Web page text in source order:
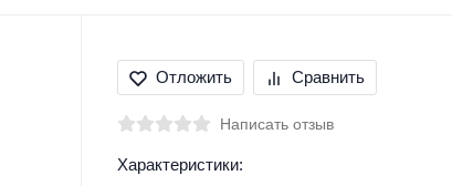
Отложить Сравнить
Написать отзыв
Характеристики: